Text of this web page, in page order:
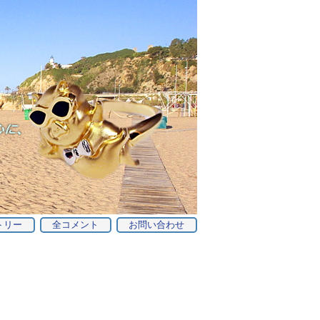
お問い合わせ
全コメント
リー